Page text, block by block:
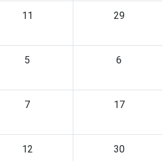
11 29
5 6
7 17
12 30